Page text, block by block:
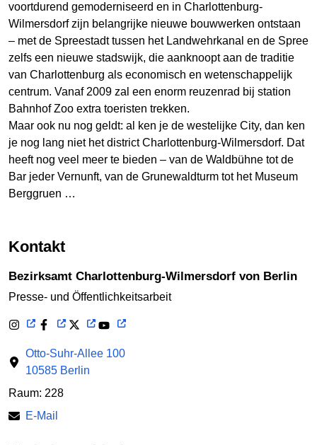
voortdurend gemoderniseerd en in Charlottenburg-
Wilmersdorf zijn belangrijke nieuwe bouwwerken ontstaan
– met de Spreestadt tussen het Landwehrkanal en de Spree
zelfs een nieuwe stadswijk, die aanknoopt aan de traditie
van Charlottenburg als economisch en wetenschappelijk
centrum. Vanaf 2009 zal een enorm reuzenrad bij station
Bahnhof Zoo extra toeristen trekken.
Maar ook nu nog geldt: al ken je de westelijke City, dan ken
je nog lang niet het district Charlottenburg-Wilmersdorf. Dat
heeft nog veel meer te bieden – van de Waldbühne tot de
Bar jeder Vernunft, van de Grunewaldturm tot het Museum
Berggruen …
Kontakt
Bezirksamt Charlottenburg-Wilmersdorf von Berlin
Presse- und Öffentlichkeitsarbeit
Otto-Suhr-Allee 100
10585 Berlin
Raum: 228
E-Mail